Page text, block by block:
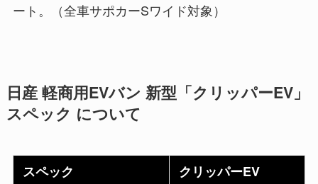
ート。（全車サポカーSワイド対象）
日産 軽商用EVバン 新型「クリッパーEV」
スペック について
スペック
クリッパーEV